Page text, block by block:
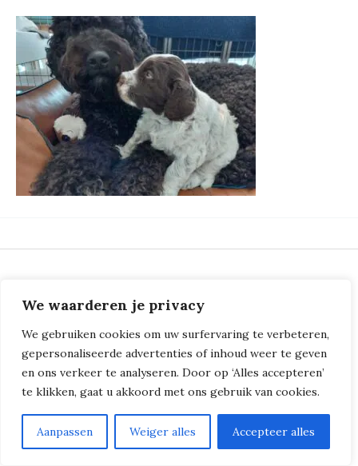
We waarderen je privacy
We gebruiken cookies om uw surfervaring te verbeteren,
gepersonaliseerde advertenties of inhoud weer te geven
en ons verkeer te analyseren. Door op ‘Alles accepteren’
te klikken, gaat u akkoord met ons gebruik van cookies.
Aanpassen Weiger alles Accepteer alles